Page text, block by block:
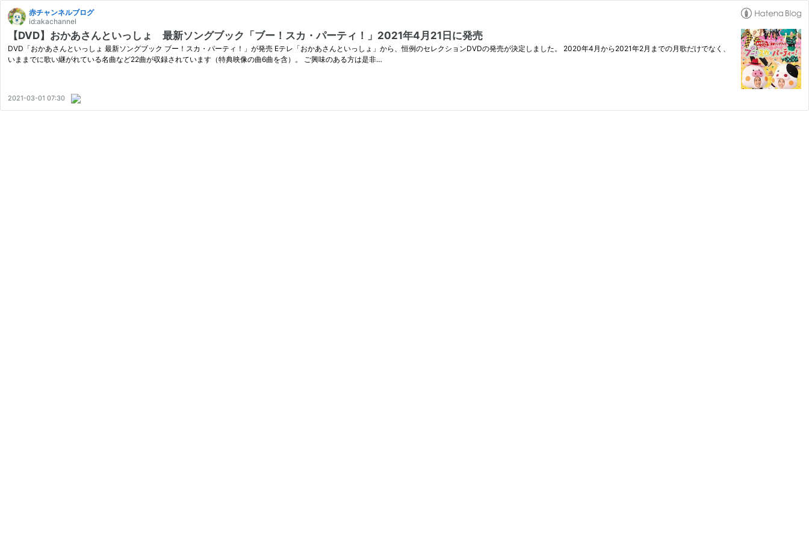
赤チャンネルブログ
id:akachannel
【DVD】おかあさんといっしょ 最新ソングブック「ブー！スカ・パーティ！」2021年4月21日に発売
DVD「おかあさんといっしょ 最新ソングブック ブー！スカ・パーティ！」が発売 Eテレ「おかあさんといっしょ」から、恒例のセレクションDVDの発売が決定しました。 2020年4月から2021年2月までの月歌だけでなく、
いままでに歌い継がれている名曲など22曲が収録されています（特典映像の曲6曲を含）。 ご興味のある方は是非…
2021-03-01 07:30